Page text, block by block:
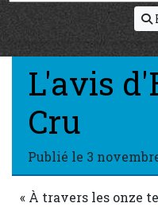
L'avis
Cru
Publié le 3
« À travers les onze